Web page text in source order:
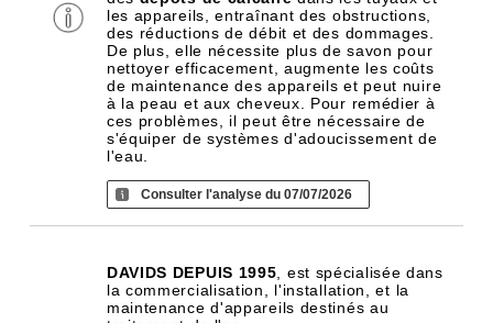
les appareils, entraînant des obstructions,
des réductions de débit et des dommages.
De plus, elle nécessite plus de savon pour
nettoyer efficacement, augmente les coûts
de maintenance des appareils et peut nuire
à la peau et aux cheveux. Pour remédier à
ces problèmes, il peut être nécessaire de
s'équiper de systèmes d'adoucissement de
l'eau.
Consulter l'analyse du 07/07/2026
DAVIDS DEPUIS 1995 , est spécialisée dans
la commercialisation, l'installation, et la
maintenance d'appareils destinés au